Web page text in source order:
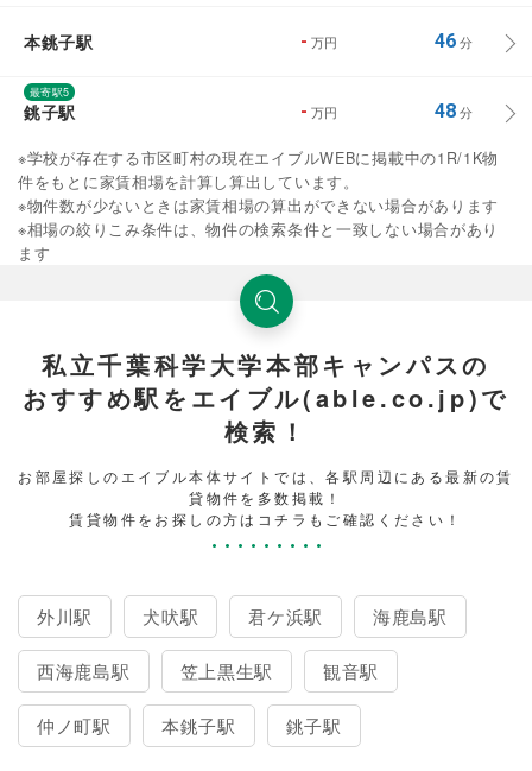
本銚子駅 - 万円 46分
最寄駅5
銚子駅 - 万円 48分
※学校が存在する市区町村の現在エイブルWEBに掲載中の1R/1K物
件をもとに家賃相場を計算し算出しています。
※物件数が少ないときは家賃相場の算出ができない場合があります
※相場の絞りこみ条件は、物件の検索条件と一致しない場合があり
ます
私立千葉科学大学本部キャンパスの
おすすめ駅をエイブル(able.co.jp)で
検索！
お部屋探しのエイブル本体サイトでは、各駅周辺にある最新の賃
貸物件を多数掲載！
賃貸物件をお探しの方はコチラもご確認ください！
外川駅 犬吠駅 君ケ浜駅 海鹿島駅
西海鹿島駅 笠上黒生駅 観音駅
仲ノ町駅 本銚子駅 銚子駅